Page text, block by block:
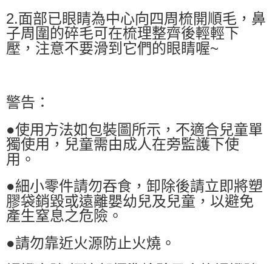
2.面部已眼睛為中心向四周梳開順毛，鼻
子周圍的碎毛可在梳理整齊後輕輕下
壓，注意不要滑到它們的眼睛喔~
警告：
●使用方法如包裝圖所示，不適合兒童單
獨使用，兒童需由成人在旁監護下使
用。
●細小零件請勿吞食，卸除後請立即將塑
膠袋銷毀或遠離嬰幼兒及兒童，以避免
產生窒息之危險。
●請勿靠近火源防止火燒。